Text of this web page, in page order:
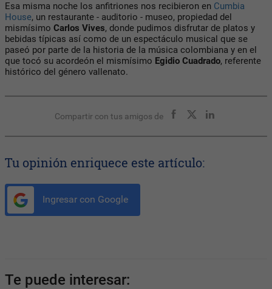
Esa misma noche los anfitriones nos recibieron en Cumbia
House, un restaurante - auditorio - museo, propiedad del
mismísimo Carlos Vives, donde pudimos disfrutar de platos y
bebidas típicas así como de un espectáculo musical que se
paseó por parte de la historia de la música colombiana y en el
que tocó su acordeón el mismísimo Egidio Cuadrado, referente
histórico del género vallenato.
Compartir con tus amigos de
Tu opinión enriquece este artículo:
Ingresar con Google
Te puede interesar: